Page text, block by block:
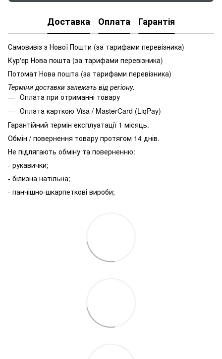
Доставка Оплата Гарантія
Самовивіз з Нової Пошти (за тарифами перевізника)
Кур'єр Нова пошта (за тарифами перевізника)
Потомат Нова пошта (за тарифами перевізника)
Терміни доставки залежать від регіону.
Оплата при отриманні товару
Оплата карткою Visa / MasterCard (LiqPay)
Гарантійний термін експлуатації 1 місяць.
Обмін / повернення товару протягом 14 днів.
Не підлягають обміну та поверненню:
- рукавички;
- білизна натільна;
- панчішно-шкарпеткові вироби;